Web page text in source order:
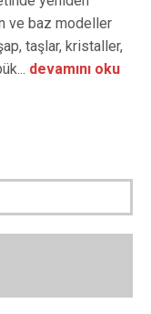
ve baz modeller
taşlar, kristaller,
devamını oku